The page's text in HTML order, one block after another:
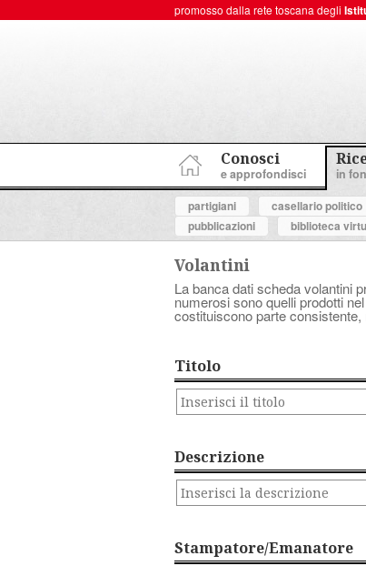
promosso dalla rete toscana degli
Conosci
e approfondisci in
partigiani
casellario politico
pubblicazioni
biblioteca
Volantini
La banca dati scheda volantini
numerosi sono quelli prodotti
costituiscono parte
Titolo
Descrizione
Stampatore/Emanatore